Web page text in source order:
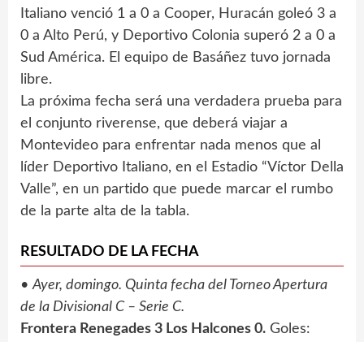
Italiano venció 1 a 0 a Cooper, Huracán goleó 3 a
0 a Alto Perú, y Deportivo Colonia superó 2 a 0 a
Sud América. El equipo de Basáñez tuvo jornada
libre.
La próxima fecha será una verdadera prueba para
el conjunto riverense, que deberá viajar a
Montevideo para enfrentar nada menos que al
líder Deportivo Italiano, en el Estadio “Víctor Della
Valle”, en un partido que puede marcar el rumbo
de la parte alta de la tabla.
RESULTADO DE LA FECHA
•Ayer, domingo. Quinta fecha del Torneo Apertura
de la Divisional C – Serie C.
Frontera Renegades 3 Los Halcones 0. Goles: